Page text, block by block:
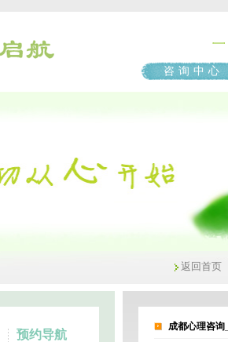
咨询中心
返回首页
预约导航
成都心理咨询